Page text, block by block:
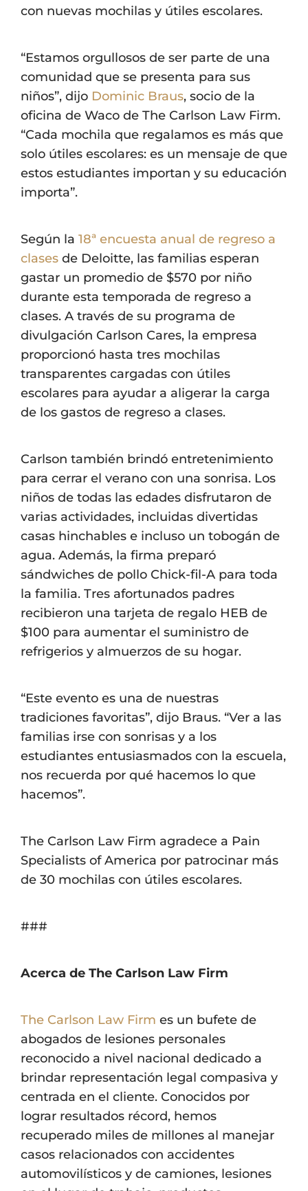
con nuevas mochilas y útiles escolares.
“Estamos orgullosos de ser parte de una
comunidad que se presenta para sus
niños”, dijo Dominic Braus, socio de la
oficina de Waco de The Carlson Law Firm.
“Cada mochila que regalamos es más que
solo útiles escolares: es un mensaje de que
estos estudiantes importan y su educación
importa”.
Según la 18ª encuesta anual de regreso a
clases de Deloitte, las familias esperan
gastar un promedio de $570 por niño
durante esta temporada de regreso a
clases. A través de su programa de
divulgación Carlson Cares, la empresa
proporcionó hasta tres mochilas
transparentes cargadas con útiles
escolares para ayudar a aligerar la carga
de los gastos de regreso a clases.
Carlson también brindó entretenimiento
para cerrar el verano con una sonrisa. Los
niños de todas las edades disfrutaron de
varias actividades, incluidas divertidas
casas hinchables e incluso un tobogán de
agua. Además, la firma preparó
sándwiches de pollo Chick-fil-A para toda
la familia. Tres afortunados padres
recibieron una tarjeta de regalo HEB de
$100 para aumentar el suministro de
refrigerios y almuerzos de su hogar.
“Este evento es una de nuestras
tradiciones favoritas”, dijo Braus. “Ver a las
familias irse con sonrisas y a los
estudiantes entusiasmados con la escuela,
nos recuerda por qué hacemos lo que
hacemos”.
The Carlson Law Firm agradece a Pain
Specialists of America por patrocinar más
de 30 mochilas con útiles escolares.
###
Acerca de The Carlson Law Firm
The Carlson Law Firm es un bufete de
abogados de lesiones personales
reconocido a nivel nacional dedicado a
brindar representación legal compasiva y
centrada en el cliente. Conocidos por
lograr resultados récord, hemos
recuperado miles de millones al manejar
casos relacionados con accidentes
automovilísticos y de camiones, lesiones